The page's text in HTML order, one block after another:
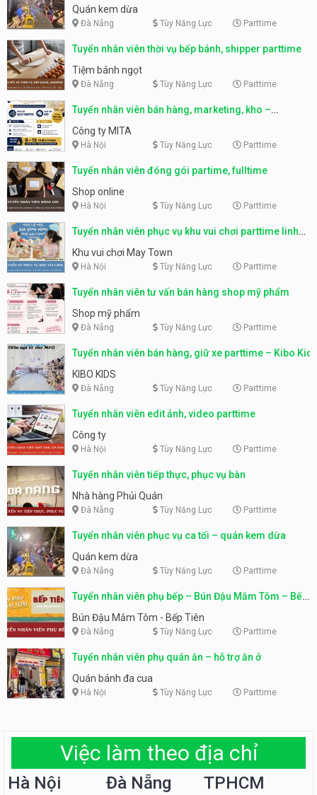
Quán kem dừa
Đà Nẵng Tùy Năng Lực Parttime
Tuyển nhân viên thời vụ bếp bánh, shipper parttime
Tiệm bánh ngọt
Đà Nẵng Tùy Năng Lực Parttime
Tuyển nhân viên bán hàng, marketing, kho –
parttime, fulltime
Công ty MITA
Hà Nội Tùy Năng Lực Parttime
Tuyển nhân viên đóng gói partime, fulltime
Shop online
Hà Nội Tùy Năng Lực Parttime
Tuyển nhân viên phục vụ khu vui chơi parttime linh
động
Khu vui chơi May Town
Hà Nội Tùy Năng Lực Parttime
Tuyển nhân viên tư vấn bán hàng shop mỹ phẩm
Shop mỹ phẩm
Đà Nẵng Tùy Năng Lực Parttime
Tuyển nhân viên bán hàng, giữ xe parttime – Kibo Kid
KIBO KIDS
Đà Nẵng Tùy Năng Lực Parttime
Tuyển nhân viên edit ảnh, video parttime
Công ty
Hà Nội Tùy Năng Lực Parttime
Tuyển nhân viên tiếp thực, phục vụ bàn
Nhà hàng Phủi Quán
Đà Nẵng Tùy Năng Lực Parttime
Tuyển nhân viên phục vụ ca tối – quán kem dừa
Quán kem dừa
Đà Nẵng Tùy Năng Lực Parttime
Tuyển nhân viên phụ bếp – Bún Đậu Mắm Tôm – Bếp
Tiên
Bún Đậu Mắm Tôm - Bếp Tiên
Đà Nẵng Tùy Năng Lực Parttime
Tuyển nhân viên phụ quán ăn – hỗ trợ ăn ở
Quán bánh đa cua
Hà Nội Tùy Năng Lực Parttime
Việc làm theo địa chỉ
Hà Nội Đà Nẵng TPHCM